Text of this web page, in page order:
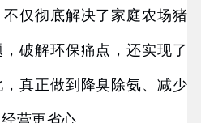
仅彻底解决了家庭农场猪
破解环保痛点，还实现了
真正做到降臭除氨、减少